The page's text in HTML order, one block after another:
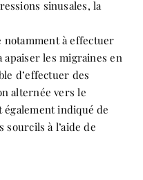
sinusales, la
notamment à effectuer
apaiser les migraines en
d’effectuer des
alternée vers le
indiqué de
à l’aide de